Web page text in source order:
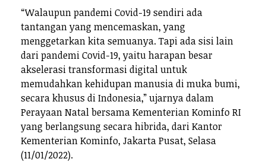
“Walaupun pandemi Covid-19 sendiri ada
tantangan yang mencemaskan, yang
menggetarkan kita semuanya. Tapi ada sisi lain
dari pandemi Covid-19, yaitu harapan besar
akselerasi transformasi digital untuk
memudahkan kehidupan manusia di muka bumi,
secara khusus di Indonesia,” ujarnya dalam
Perayaan Natal bersama Kementerian Kominfo RI
yang berlangsung secara hibrida, dari Kantor
Kementerian Kominfo, Jakarta Pusat, Selasa
(11/01/2022).